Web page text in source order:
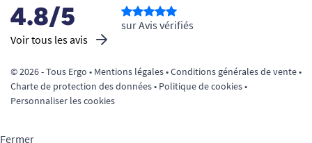
4.8/5
Voir tous les avis
sur Avis vérifiés
© 2026 - Tous Ergo • Mentions légales•Conditions générales de vente•
Charte de protection des données• Politique de cookies•
Personnaliser les cookies
Fermer